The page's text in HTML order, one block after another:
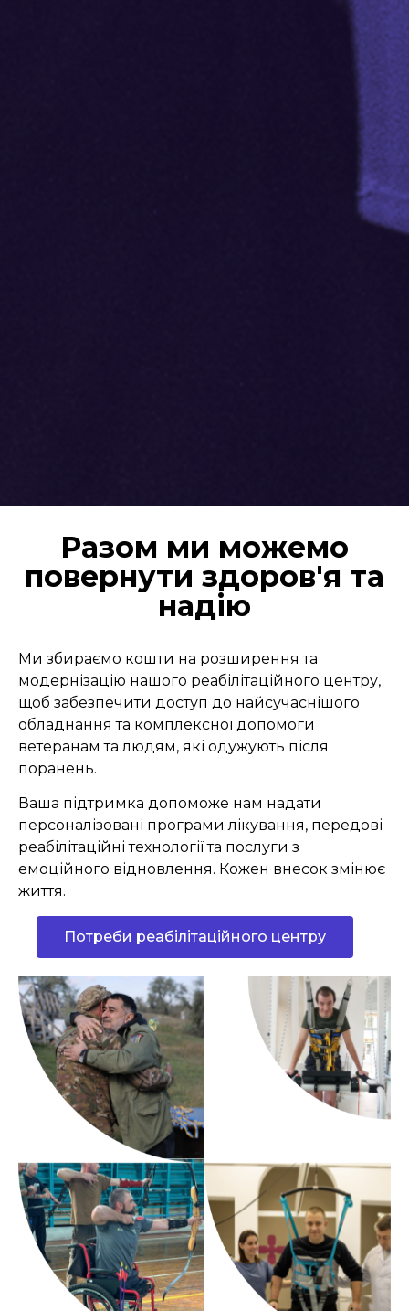
Разом ми можемо
повернути здоров'я та
надію
Ми збираємо кошти на розширення та
модернізацію нашого реабілітаційного центру,
щоб забезпечити доступ до найсучаснішого
обладнання та комплексної допомоги
ветеранам та людям, які одужують після
поранень.
Ваша підтримка допоможе нам надати
персоналізовані програми лікування, передові
реабілітаційні технології та послуги з
емоційного відновлення. Кожен внесок змінює
життя.
Потреби реабілітаційного центру